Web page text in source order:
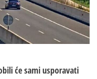
će sami usporavati